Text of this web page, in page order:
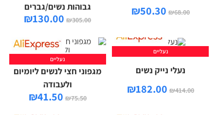
₪68.00
₪50.30
גבוהות נשים/גברים
₪305.00
₪130.00
נעליים
נעלי נייק נשים
₪414.00
₪182.00
נעליים
מגפוני חצי לנשים ליומיום
ולעבודה
₪75.50
₪41.50